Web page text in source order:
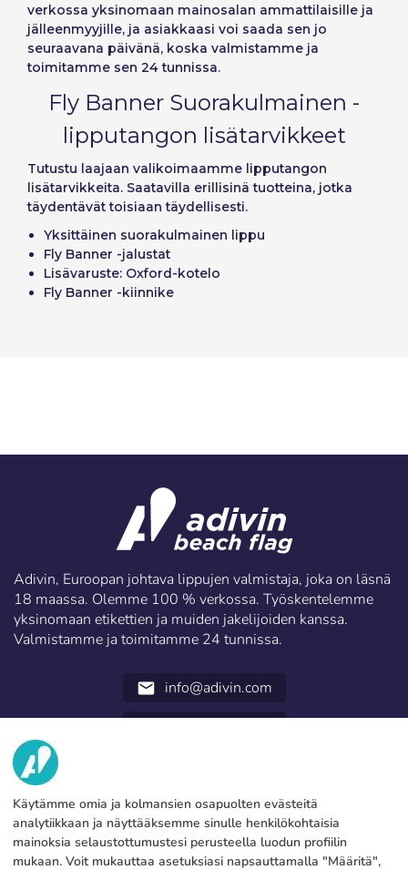
verkossa yksinomaan mainosalan ammattilaisille ja
jälleenmyyjille, ja asiakkaasi voi saada sen jo
seuraavana päivänä, koska valmistamme ja
toimitamme sen 24 tunnissa.
Fly Banner Suorakulmainen -
lipputangon lisätarvikkeet
Tutustu laajaan valikoimaamme lipputangon
lisätarvikkeita. Saatavilla erillisinä tuotteina, jotka
täydentävät toisiaan täydellisesti.
Yksittäinen suorakulmainen lippu
Fly Banner -jalustat
Lisävaruste: Oxford-kotelo
Fly Banner -kiinnike
Adivin, Euroopan johtava lippujen valmistaja, joka on läsnä
18 maassa. Olemme 100 % verkossa. Työskentelemme
yksinomaan etikettien ja muiden jakelijoiden kanssa.
Valmistamme ja toimitamme 24 tunnissa.
email info@adivin.com
TIETOA MEISTÄ
Tehdas
Ota yhteyttä
PALVELUT
Maksutavat
OIKEUDELLISET TIEDOT
Käytämme omia ja kolmansien osapuolten evästeitä
analytiikkaan ja näyttääksemme sinulle henkilökohtaisia
mainoksia selaustottumustesi perusteella luodun profiilin
mukaan. Voit mukauttaa asetuksiasi napsauttamalla "Määritä",